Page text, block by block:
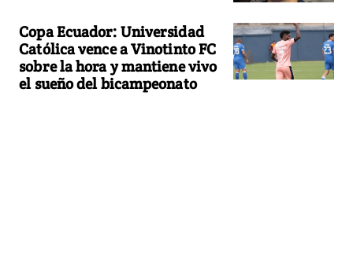
Copa Ecuador: Universidad
Católica vence a Vinotinto FC
sobre la hora y mantiene vivo
el sueño del bicampeonato